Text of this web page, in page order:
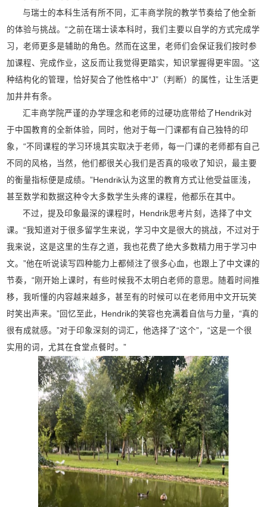
与瑞士的本科生活有所不同，汇丰商学院的教学节奏给了他全新
的体验与挑战。“之前在瑞士读本科时，我们主要以自学的方式完成学
习，老师更多是辅助的角色。然而在这里，老师们会保证我们按时参
加课程、完成作业，这反而让我觉得更踏实，知识掌握得更牢固。”这
种结构化的管理，恰好契合了他性格中“J”（判断）的属性，让生活更
加井井有条。
汇丰商学院严谨的办学理念和老师的过硬功底带给了Hendrik对
于中国教育的全新体验，同时，他对于每一门课都有自己独特的印
象，“不同课程的学习环境其实取决于老师，每一门课的老师都有自己
不同的风格，当然，他们都很关心我们是否真的吸收了知识，最主要
的衡量指标便是成绩。”Hendrik认为这里的教育方式让他受益匪浅，
甚至数学和数据这种令大多数学生头疼的课程，他都乐在其中。
不过，提及印象最深的课程时，Hendrik思考片刻，选择了中文
课。“我知道对于很多留学生来说，学习中文是很大的挑战，不过对于
我来说，这是这里的生存之道，我也花费了绝大多数精力用于学习中
文。”他在听说读写四种能力上都倾注了很多心血，也跟上了中文课的
节奏，“刚开始上课时，有些时候我不太明白老师的意思。随着时间推
移，我听懂的内容越来越多，甚至有的时候可以在老师用中文开玩笑
时笑出声来。”回忆至此，Hendrik的笑容也充满着自信与力量，“真的
很有成就感。”对于印象深刻的词汇，他选择了“这个”，“这是一个很
实用的词，尤其在食堂点餐时。”